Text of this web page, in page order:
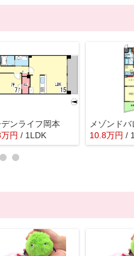
ンライフ岡本
万円 / 1LDK
メゾンドバ
10.8万円 /